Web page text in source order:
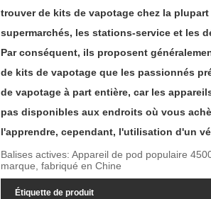
trouver de kits de vapotage chez la
supermarchés, les stations-service et les
Par conséquent, ils proposent
de kits de vapotage que les passionnés
de vapotage à part entière, car les
pas disponibles aux endroits où vous
l'apprendre, cependant, l'utilisation d'un
Balises actives: Appareil de pod populaire
marque, fabriqué en Chine
Étiquette de produit